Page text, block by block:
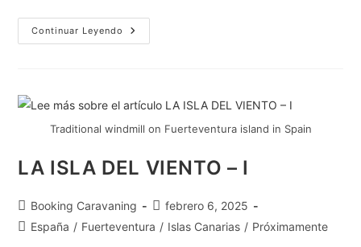
Continuar Leyendo
Traditional windmill on Fuerteventura island in Spain
LA ISLA DEL VIENTO – I
Booking Caravaning
febrero 6, 2025
España / Fuerteventura / Islas Canarias / Próximamente